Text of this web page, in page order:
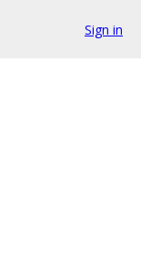
Sign in